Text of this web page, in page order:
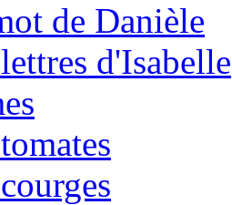
de Danièle
d'Isabelle